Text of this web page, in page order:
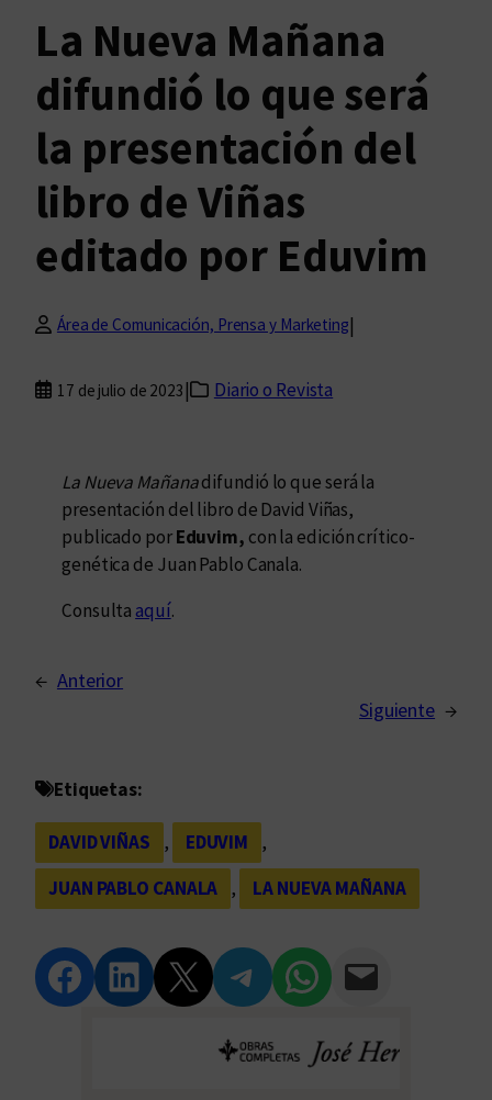
La Nueva Mañana
difundió lo que será
la presentación del
libro de Viñas
editado por Eduvim
Área de Comunicación, Prensa y Marketing|
17 de julio de 2023 | Diario o Revista
La Nueva Mañanadifundió lo que será la
presentación del libro de David Viñas,
publicado porEduvim, con la edición crítico-
genética de Juan Pablo Canala.
Consulta aquí.
← Anterior
Siguiente →
Etiquetas:
DAVID VIÑAS , EDUVIM
,
JUAN PABLO CANALA
, LA NUEVA MAÑANA
Compartir en Facebook Compartir en LinkedIn Compartir en Twitter Compartir en Telegram Compartir en WhatsApp Compartir vía Email